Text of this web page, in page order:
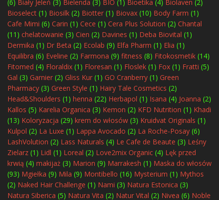
(6) Biały Jeleń (3) Bielenda (3) BIO (1) Bioetika (4) Biolaven (2)
Bioselect (1) Biosilk (2) Biotter (1) Biovax (10) Body Farm (1)
Cafe Mimi (6) Carin (1) Cece (1) Cera Plus Solution (2) Chantal
(11) chelatowanie (3) Cien (2) Davines (1) Deba Biovital (1)
Dermika (1) Dr Beta (2) Ecolab (9) Elfa Pharm (1) Elia (1)
Equilibra (6) Eveline (2) Farmona (9) fitness (8) Fitokosmetik (14)
Fitomed (4) Floraldix (1) Floresan (1) Floslek (1) Fox (1) Fratti (5)
Gal (3) Garnier (2) Gliss Kur (1) GO Cranberry (1) Green
Pharmacy (3) Green Style (1) Hairy Tale Cosmetics (2)
Head&Shoulders (1) henna (22) Herbapol (1) Isana (4) Joanna (2)
Kallos (5) Karelia Organica (3) Kemon (2) KFD Nutrition (1) Khadi
(13) Koloryzacja (29) krem do włosów (3) Kruidvat Originals (1)
Kulpol (2) La Luxe (1) Lappa Avocado (2) La Roche-Posay (6)
LashVolution (2) Lass Naturals (4) Le Cafe de Beaute (3) Leśny
Zielarz (1) Lidl (1) Loreal (2) Love2mix Organic (4) Lęk przed
krwią (4) makijaż (3) Marion (9) Marrakesh (1) Maska do włosów
(93) Mgiełka (9) Mila (9) Montibello (16) Mysterium (1) Mythos
(2) Naked Hair Challenge (1) Nami (3) Natura Estonica (3)
Natura Siberica (5) Natura Vita (2) Natur Vital (2) Nivea (6) Noble